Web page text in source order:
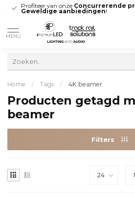
Profiteer van onze Concurrerende
Geweldige aanbiedingen!
MENU
Home / Tags / 4K beamer
Producten getagd
beamer
Filters